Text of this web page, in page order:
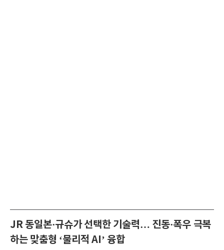
JR 동일본·규슈가 선택한 기술력… 진동·폭우 극복
하는 맞춤형 ‘물리적 AI’ 융합